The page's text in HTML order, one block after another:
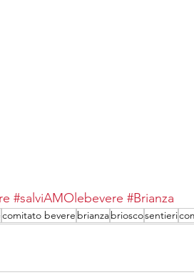
#salviAMOlebevere #Brianza
comitato bevere brianzabrioscosentieri